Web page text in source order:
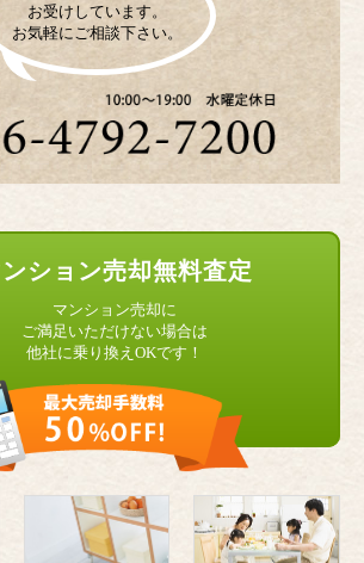
お受けしています。
お気軽にご相談下さい。
ション売却無料査定
マンション売却に
ご満足いただけない場合は
他社に乗り換えOKです！